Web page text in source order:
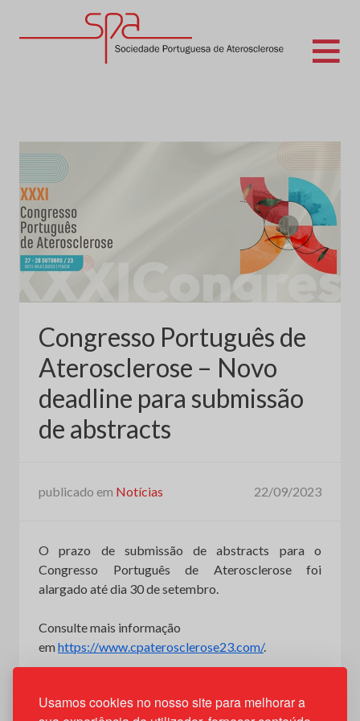
Usamos cookies no nosso site para melhorar a
Congresso Português de
Aterosclerose – Novo
deadline para submissão
de abstracts
publicado em Notícias 22/09/2023
O prazo de submissão de abstracts para o
Congresso Português de Aterosclerose foi
alargado até dia 30 de setembro.
Consulte mais informação
emhttps://www.cpaterosclerose23.com/.